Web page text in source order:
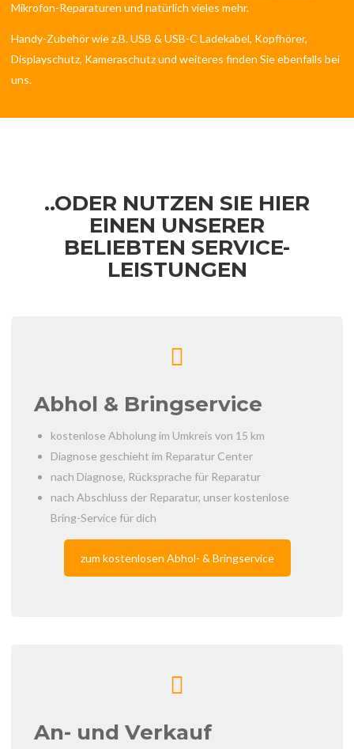
Mikrofon-Reparaturen und natürlich vieles mehr.
Handy-Zubehör wie z.B. USB & USB-C Ladekabel, Kopfhörer,
Displayschutz, Kameraschutz und weiteres finden Sie ebenfalls bei
uns.
..ODER NUTZEN SIE HIER
EINEN UNSERER
BELIEBTEN SERVICE-
LEISTUNGEN
Abhol & Bringservice
kostenlose Abholung im Umkreis von 15 km
Diagnose geschieht im Reparatur Center
nach Diagnose, Rücksprache für Reparatur
nach Abschluss der Reparatur, unser kostenlose
Bring-Service für dich
zum kostenlosen Abhol- & Bringservice
An- und Verkauf